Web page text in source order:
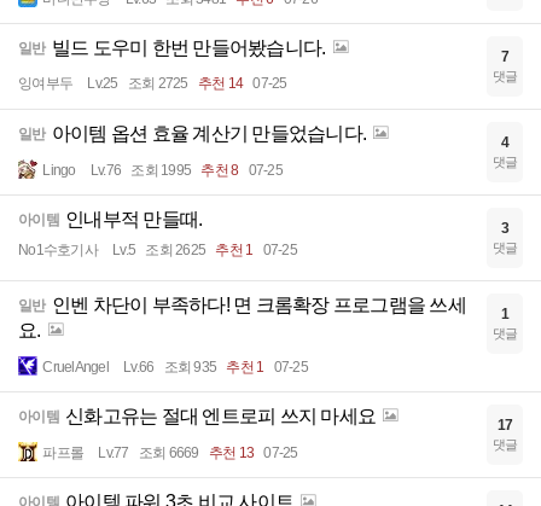
일반 빌드 도우미 한번 만들어봤습니다.
잉여부두 Lv.25 조회 2725 추천 14 07-25
7
댓글
일반 아이템 옵션 효율 계산기 만들었습니다.
Lingo Lv.76 조회 1995 추천 8 07-25
4
댓글
아이템 인내부적 만들때.
No1수호기사 Lv.5 조회 2625 추천 1 07-25
3
댓글
일반 인벤 차단이 부족하다! 면 크롬확장 프로그램을 쓰세
요.
CruelAngel Lv.66 조회 935 추천 1 07-25
1
댓글
아이템 신화고유는 절대 엔트로피 쓰지 마세요
파프롤 Lv.77 조회 6669 추천 13 07-25
17
댓글